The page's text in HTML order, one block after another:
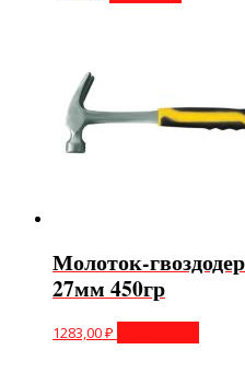
Молоток-
27мм 450гр
1283,00₽